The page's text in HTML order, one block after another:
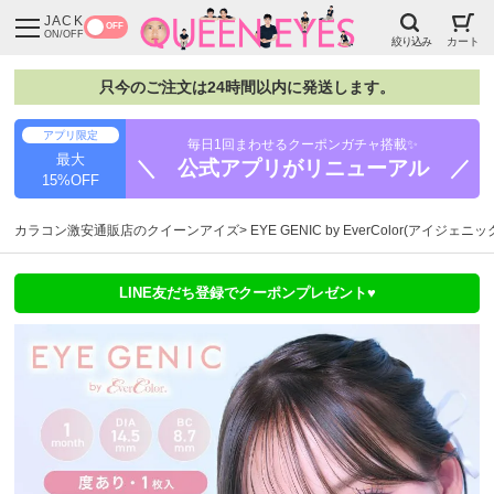
JACK
ON/OFF
OFF
絞り込み カート
只今のご注文は24時間以内に発送します。
アプリ限定
最大
15%OFF
毎日1回まわせるクーポンガチャ搭載✨
＼ 公式アプリがリニューアル ／
カラコン激安通販店のクイーンアイズ EYE GENIC by EverColor(アイジェニッ
LINE友だち登録でクーポンプレゼント♥